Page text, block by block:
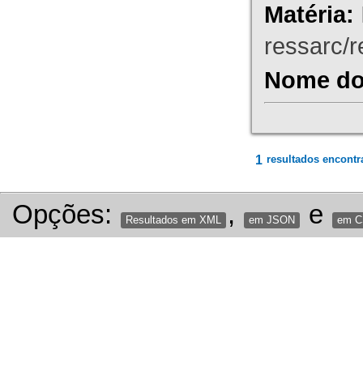
Matéria:
ressarc/
Nome
1 resultados
Opções: Resultados em XML , em JSON e em